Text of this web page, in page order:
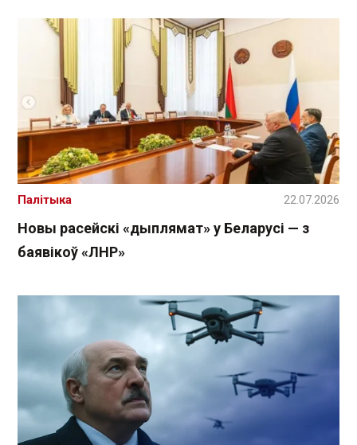
Новы расейскі «дыплямат» у Беларусі — з
баявікоў «ЛНР»
Палітыка 22.07.2026